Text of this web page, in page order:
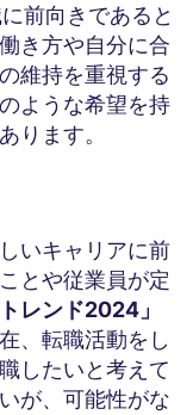
前向きであると
き方や自分に合
維持を重視する
ような希望を持
ります。
いキャリアに前
とや従業員が定
トレンド2024」
、転職活動をし
したいと考えて
が、可能性がな